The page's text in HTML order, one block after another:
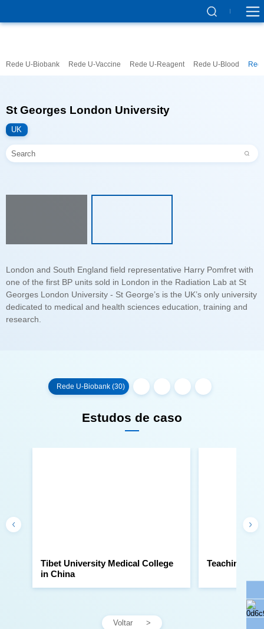
Rede U-Biobank Rede U-Vaccine Rede U-Reagent Rede U-Blood
St Georges London University
UK
research.
Rede U-Biobank (30)
Estudos de caso
in China
Teaching
Voltar